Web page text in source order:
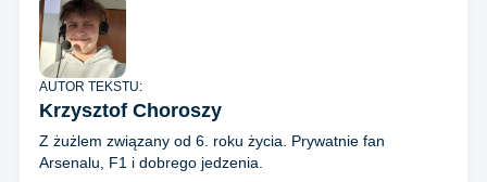
AUTOR TEKSTU:
Krzysztof Choroszy
Z żużlem związany od 6. roku życia. Prywatnie fan
Arsenalu, F1 i dobrego jedzenia.